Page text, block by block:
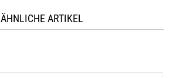
ÄHNLICHE ARTIKEL